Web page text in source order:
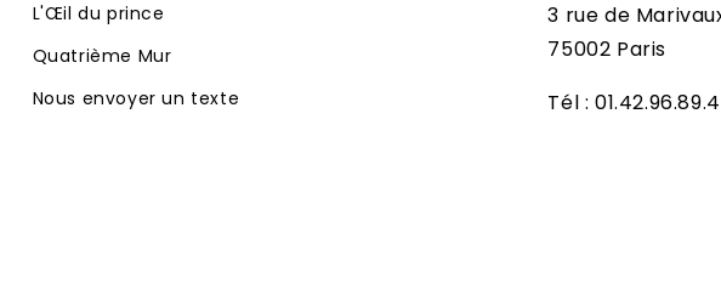
L'Œil du prince
Quatrième Mur
Nous envoyer un texte
3 rue de
75002 Paris
Tél :